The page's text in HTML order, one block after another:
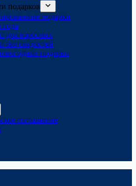
подарков
подарки
для взрослых
без сладостей
подарки
соглашение